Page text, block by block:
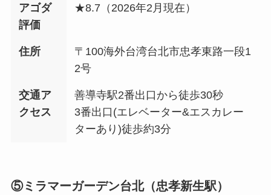
アゴダ
評価
★8.7（2026年2 月現在）
住所
〒100海外台湾台北市忠孝東路一段1
2号
交通ア
クセス
善導寺駅2番出口から徒歩30秒
3番出口(エレベーター&エスカレー
ターあり)徒歩約3分
⑤ミラマーガーデン台北（忠孝新生駅）